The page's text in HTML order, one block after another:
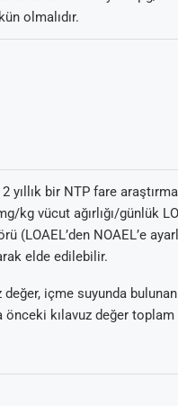
olmalıdır.
yıllık bir NTP fare
kg vücut ağırlığı/günlük
(LOAEL’den NOAEL’e
elde edilebilir.
değer, içme suyunda
önceki kılavuz değer